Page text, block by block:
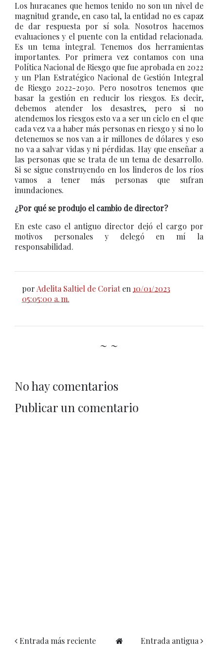
Los huracanes que hemos tenido no son un nivel de
magnitud grande, en caso tal, la entidad no es capaz
de dar respuesta por sí sola. Nosotros hacemos
evaluaciones y el puente con la entidad relacionada.
Es un tema integral. Tenemos dos herramientas
importantes. Por primera vez contamos con una
Política Nacional de Riesgo que fue aprobada en 2022
y un Plan Estratégico Nacional de Gestión Integral
de Riesgo 2022-2030. Pero nosotros tenemos que
basar la gestión en reducir los riesgos. Es decir,
debemos atender los desastres, pero si no
atendemos los riesgos esto va a ser un ciclo en el que
cada vez va a haber más personas en riesgo y si no lo
detenemos se nos van a ir millones de dólares y eso
no va a salvar vidas y ni pérdidas. Hay que enseñar a
las personas que se trata de un tema de desarrollo.
Si se sigue construyendo en los linderos de los ríos
vamos a tener más personas que sufran
inundaciones.
¿Por qué se produjo el cambio de director?
En este caso el antiguo director dejó el cargo por
motivos personales y delegó en mí la
responsabilidad.
por Adelita Saltiel de Coriat en 10/01/2023
05:05:00 a. m.
~ ~
No hay comentarios
Publicar un comentario
Entrada más reciente Entrada antigua